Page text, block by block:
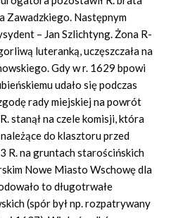
Zawadzkiego. Następnym
– Jan Szlichtyng. Żona R-
luteranką, uczęszczała na
Gdy w r. 1629 bpowi
udało się podczas
rady miejskiej na powrót
stanął na czele komisji, która
do klasztoru przed
R. na gruntach starościńskich
Nowe Miasto Wschowę dla
to długotrwałe
(spór był np. rozpatrywany